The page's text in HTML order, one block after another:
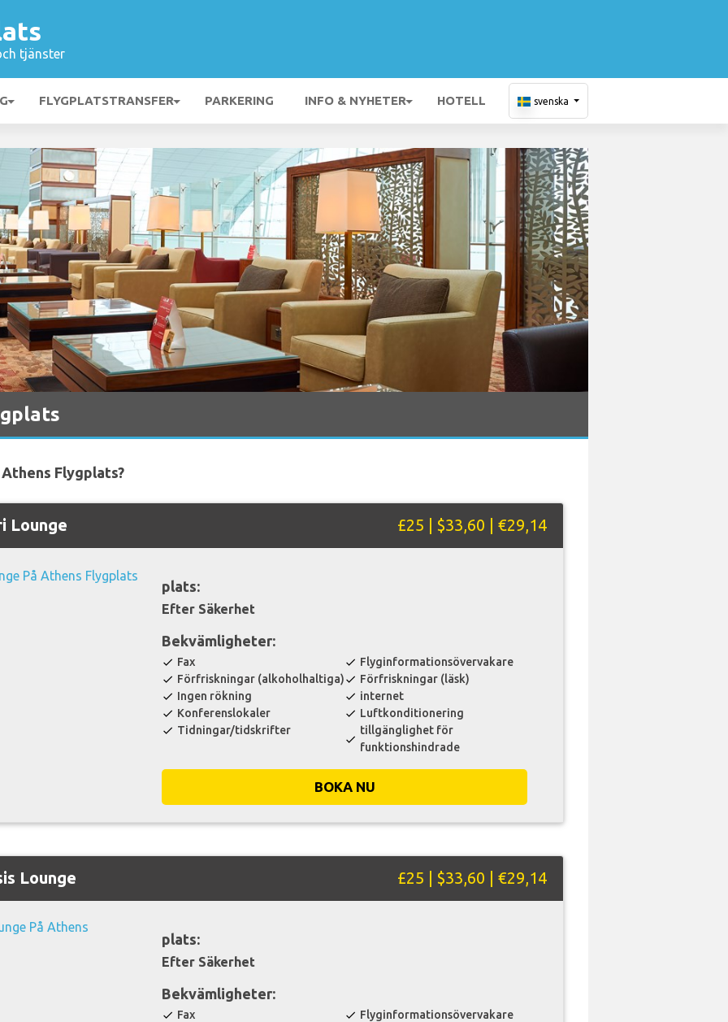
tjänster
FLYGPLATSTRANSFER PARKERING INFO & NYHETER HOTELL svenska
Flygplats?
Lounge £25 | $33,60 | €29,14
plats:
Efter Säkerhet
Bekvämligheter:
check Fax check Flyginformationsövervakare
check Förfriskningar (alkoholhaltiga) check Förfriskningar (läsk)
check Ingen rökning check internet
check Konferenslokaler check Luftkonditionering
check Tidningar/tidskrifter
check
tillgänglighet för
funktionshindrade
BOKA NU
Lounge £25 | $33,60 | €29,14
plats:
Efter Säkerhet
Bekvämligheter:
check Fax check Flyginformationsövervakare